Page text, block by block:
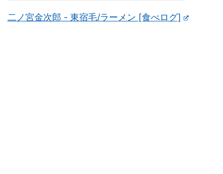
二ノ宮金次郎 - 東宿毛/ラーメン [食べログ]